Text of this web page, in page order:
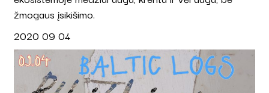
žmogaus įsikišimo.
2020 09 04